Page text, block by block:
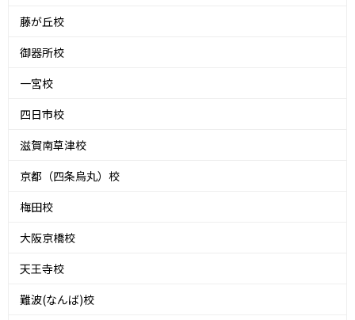
藤が丘校
御器所校
一宮校
四日市校
滋賀南草津校
京都（四条烏丸）校
梅田校
大阪京橋校
天王寺校
難波(なんば)校